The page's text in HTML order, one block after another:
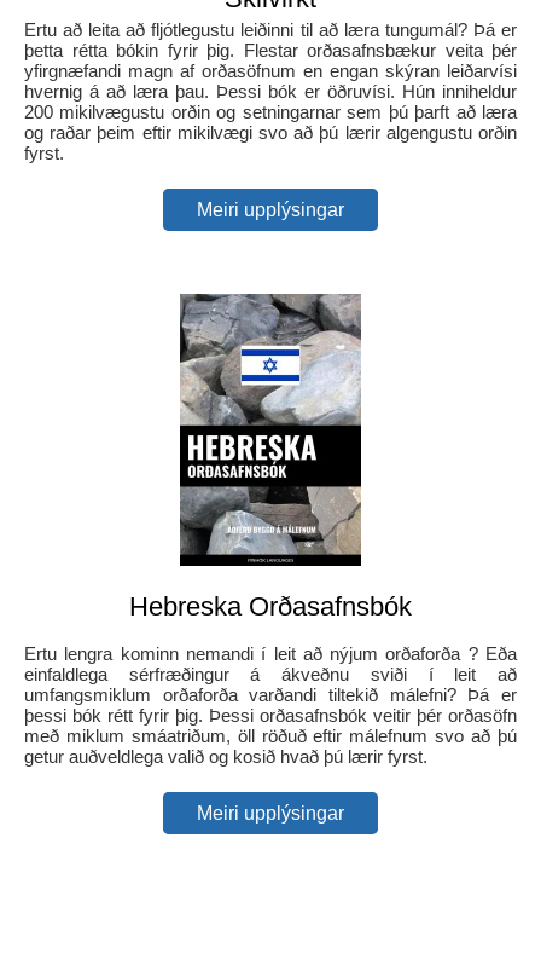
Ertu að leita að fljótlegustu leiðinni til að læra tungumál? Þá er
þetta rétta bókin fyrir þig. Flestar orðasafnsbækur veita þér
yfirgnæfandi magn af orðasöfnum en engan skýran leiðarvísi
hvernig á að læra þau. Þessi bók er öðruvísi. Hún inniheldur
200 mikilvægustu orðin og setningarnar sem þú þarft að læra
og raðar þeim eftir mikilvægi svo að þú lærir algengustu orðin
fyrst.
Meiri upplýsingar
Hebreska Orðasafnsbók
Ertu lengra kominn nemandi í leit að nýjum orðaforða ? Eða
einfaldlega sérfræðingur á ákveðnu sviði í leit að
umfangsmiklum orðaforða varðandi tiltekið málefni? Þá er
þessi bók rétt fyrir þig. Þessi orðasafnsbók veitir þér orðasöfn
með miklum smáatriðum, öll röðuð eftir málefnum svo að þú
getur auðveldlega valið og kosið hvað þú lærir fyrst.
Meiri upplýsingar